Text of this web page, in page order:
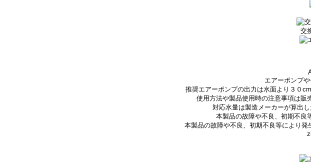
交
エアーポンプ
推奨エアーポンプの出力は水面より３０
使用方法や製品使用時の注意事項は販
対応水量は製造メーカーが算出
本製品の故障や不良、初期不良
本製品の故障や不良、初期不良等により発